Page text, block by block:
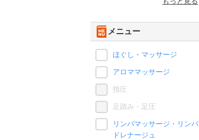
メニュー
ほぐし・マッサージ
アロママッサージ
指圧
足踏み・足圧
リンパマッサージ・リンパ
ドレナージュ